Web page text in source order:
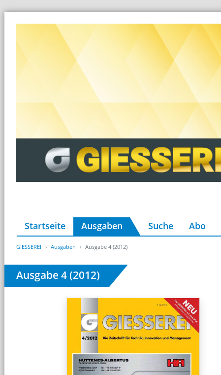
Startseite Ausgaben Suche Abo
GIESSEREI Ausgaben Ausgabe 4 (2012)
Ausgabe 4 (2012)